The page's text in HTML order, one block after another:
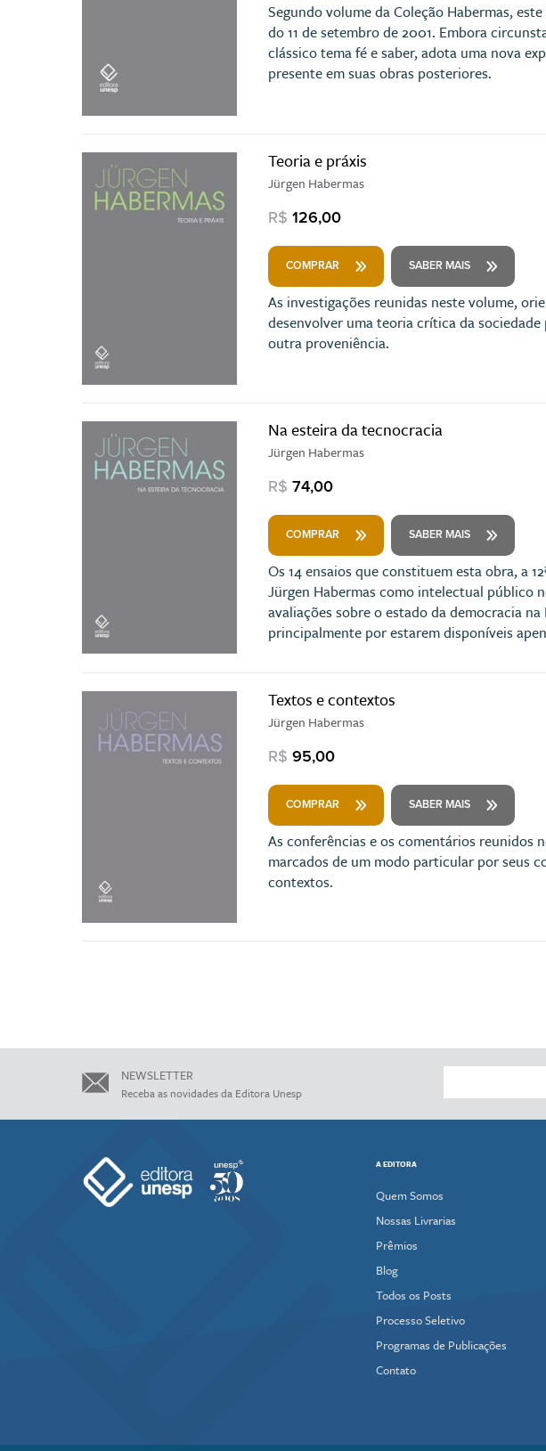
Segundo volume da Coleção Habermas,
do 11 de setembro de 2001. Embora
clássico tema fé e saber, adota uma nova
presente em suas obras posteriores.
Teoria e práxis
Jürgen Habermas
R$ 126,00
COMPRAR SABER MAIS
As investigações reunidas neste volume,
desenvolver uma teoria crítica da
outra proveniência.
Na esteira da tecnocracia
Jürgen Habermas
R$ 74,00
COMPRAR SABER MAIS
Os 14 ensaios que constituem esta obra, a
Jürgen Habermas como intelectual público
avaliações sobre o estado da democracia
principalmente por estarem disponíveis
Textos e contextos
Jürgen Habermas
R$ 95,00
COMPRAR SABER MAIS
As conferências e os comentários reunidos
marcados de um modo particular por seus
contextos.
NEWSLETTER
Receba as novidades da Editora Unesp
A EDITORA
Quem Somos
Nossas Livrarias
Prêmios
Blog
Todos os Posts
Processo Seletivo
Programas de Publicações
Contato